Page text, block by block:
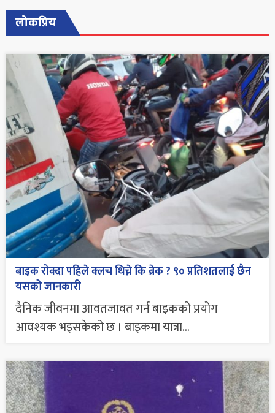
लोकप्रिय
बाइक रोक्दा पहिले क्लच थिच्ने कि ब्रेक ? ९० प्रतिशतलाई छैन
यसको जानकारी
दैनिक जीवनमा आवतजावत गर्न बाइकको प्रयोग
आवश्यक भइसकेको छ । बाइकमा यात्रा...